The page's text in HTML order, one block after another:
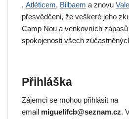
, Atléticem, Bilbaem a znovu
přesvědčeni, že veškeré jeho
Camp Nou a venkovních
spokojenosti všech
Přihláška
Zájemci se mohou přihlásit na
email miguelifcb@seznam.cz.